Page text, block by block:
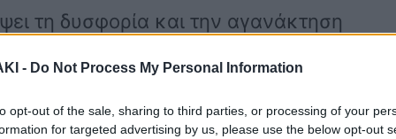
- Do Not Process My Personal Information
opt-out of the sale, sharing to third parties, or processing of your
for targeted advertising by us, please use the below opt-out
τη δυσφορία και την αγανάκτηση
αφορά την εθνική τραγωδία στα